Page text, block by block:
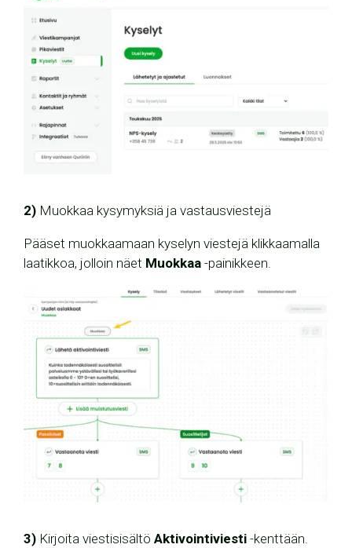
2) Muokkaa kysymyksiä ja vastausviestejä
Pääset muokkaamaan kyselyn viestejä klikkaamalla
laatikkoa, jolloin näet Muokkaa -painikkeen.
3) Kirjoita viestisisältö Aktivointiviesti -kenttään.